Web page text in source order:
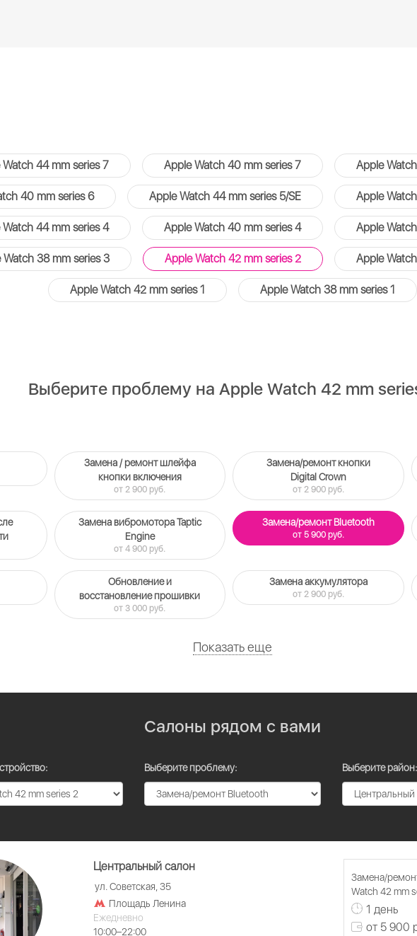
44 mm series 7 Apple Watch 40 mm series 7 Apple
40 mm series 6 Apple Watch 44 mm series 5/SE Apple
44 mm series 4 Apple Watch 40 mm series 4 Apple
Watch 38 mm series 3 Apple Watch 42 mm series 2 Apple
Apple Watch 42 mm series 1 Apple Watch 38 mm series 1
Выберите проблему на Apple Watch 42 mm
Замена / ремонт шлейфа
кнопки включения
от 2 900 руб.
Замена/ремонт кнопки
Digital Crown
от 2 900 руб.
Замена вибромотора Taptic
Engine
от 4 900 руб.
Замена/ремонт Bluetooth
от 5 900 руб.
Обновление и
восстановление прошивки
от 3 000 руб.
Замена аккумулятора
от 2 900 руб.
Показать еще
Салоны рядом с вами
Выберите проблему: Выберите район:
Центральный салон
ул. Советская, 35
Площадь Ленина
Ежедневно
10:00–22:00
Замена/
Watch 42 mm
1 день
от 5 900